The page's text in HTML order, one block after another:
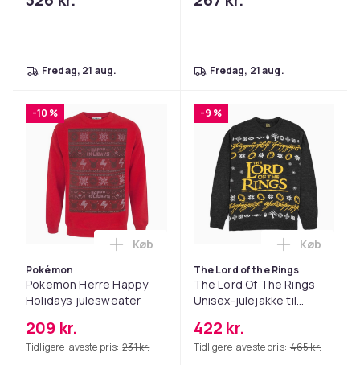
fredag, 21 aug. fredag, 21 aug.
-10 %
Pokémon
Pokemon Herre Happy
Holidays julesweater
209 kr.
Tidligere laveste pris: 231 kr.
Læg Pokemon Herre Happy Holidays
Køb
-9 %
The Lord of the Rings
The Lord Of The Rings
Unisex-julejakke til
422 kr.
Tidligere laveste pris: 465 kr.
Læg The
Køb